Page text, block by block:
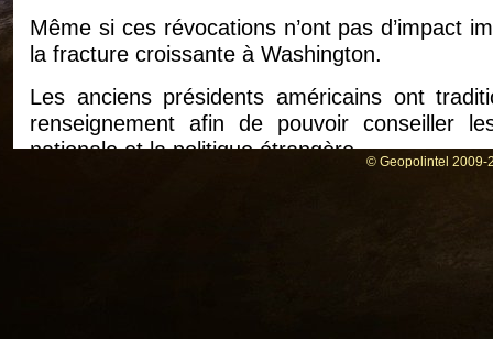
Même si ces révocations n’ont pas d’impact
la fracture croissante à Washington.
Les anciens présidents américains ont
renseignement afin de pouvoir conseiller
nationale et la politique étrangère.
© Geopolintel 2009-